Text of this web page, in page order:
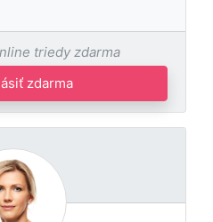
triedy zdarma
zdarma